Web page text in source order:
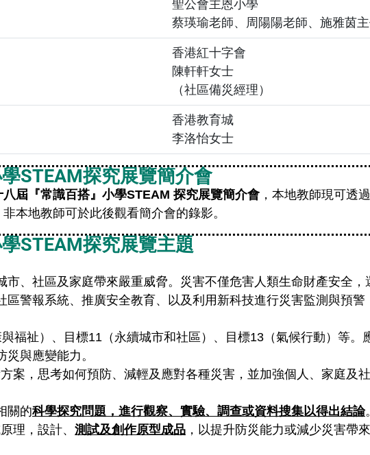
聖公會主恩小學
蔡瑛瑜老師、周陽陽老師、施雅茵
香港紅十字會
陳軒軒女士
（社區備災經理）
香港教育城
李洛怡女士
STEAM探究展覽簡介會
屆『常識百搭』小學STEAM 探究展覽簡介會，本地教師現可透
非本地教師可於此後觀看簡介會的錄影。
STEAM探究展覽主題
、社區及家庭帶來嚴重威脅。災害不僅危害人類生命財產安全
警報系統、推廣安全教育、以及利用新科技進行災害監測與預
福祉）、目標11（永續城市和社區）、目標13（氣候行動）等。
與應變能力。
案，思考如何預防、減輕及應對各種災害，並加強個人、家庭及
關的科學探究問題，進行觀察、實驗、調查或資料搜集以得出結論。
理，設計、 測試及創作原型成品 ，以提升防災能力或減少災害帶來